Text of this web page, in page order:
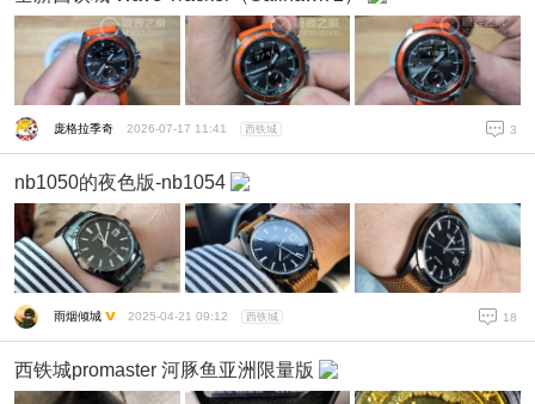
庞格拉季奇 2026-07-17 11:41 西铁城 3
nb1050的夜色版-nb1054
雨烟倾城 2025-04-21 09:12 西铁城 18
西铁城promaster 河豚鱼亚洲限量版